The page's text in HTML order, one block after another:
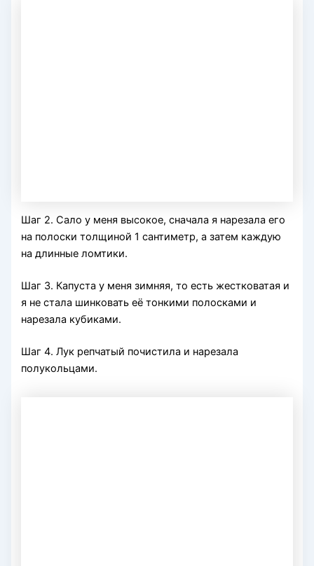
Шаг 2. Сало у меня высокое, сначала я нарезала его
на полоски толщиной 1 сантиметр, а затем каждую
на длинные ломтики.
Шаг 3. Капуста у меня зимняя, то есть жестковатая и
я не стала шинковать её тонкими полосками и
нарезала кубиками.
Шаг 4. Лук репчатый почистила и нарезала
полукольцами.